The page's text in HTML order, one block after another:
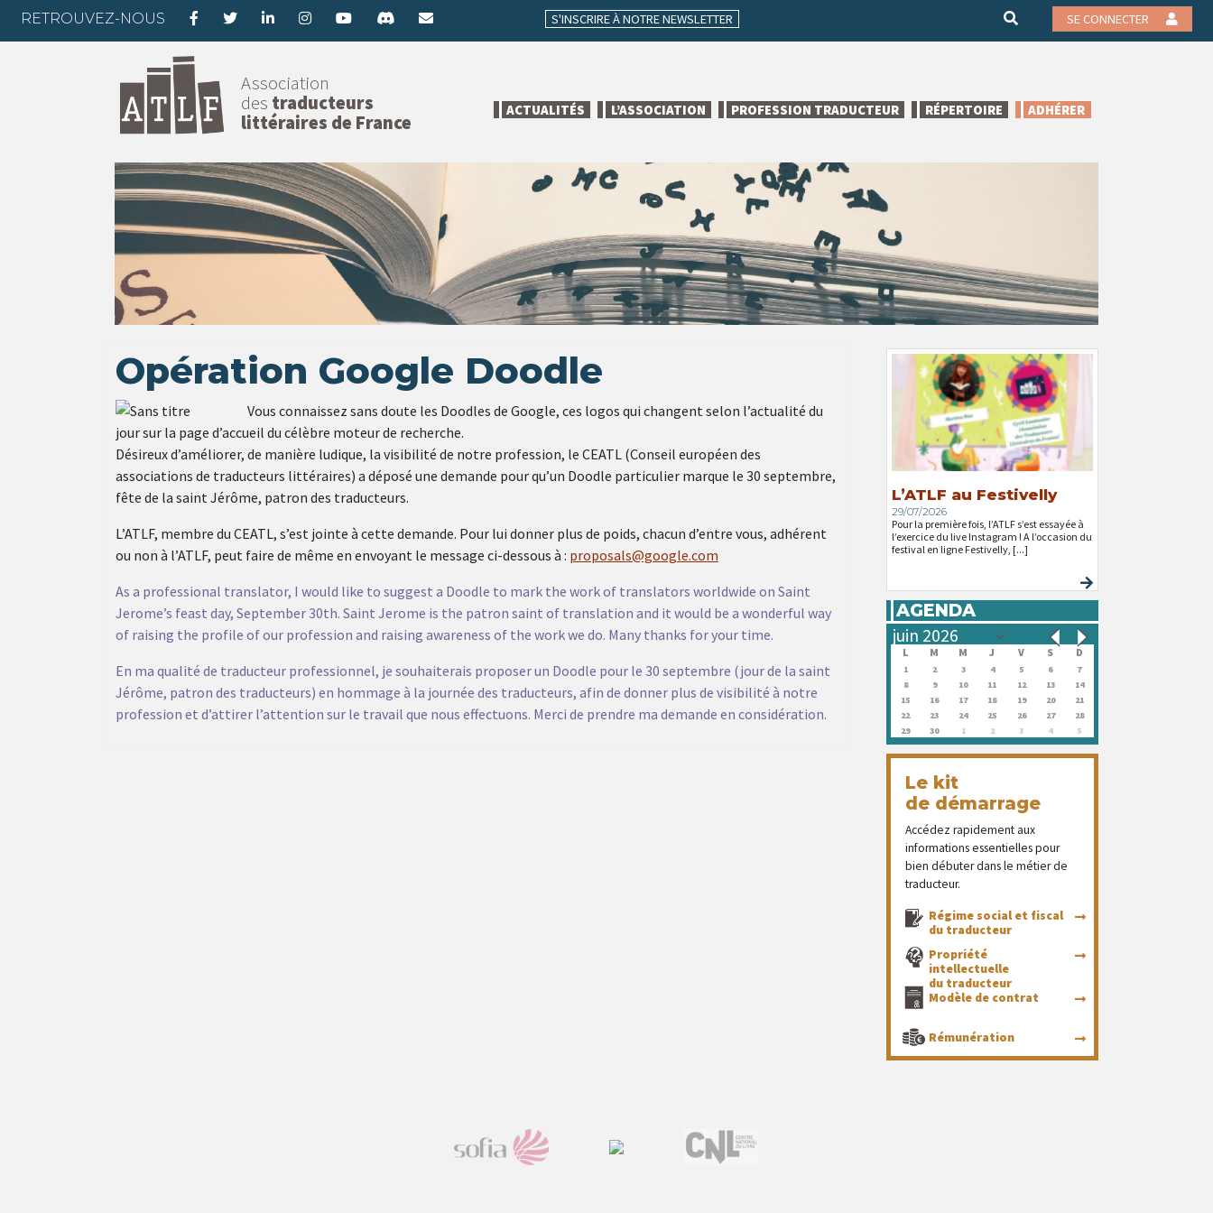
RETROUVEZ-NOUS S'INSCRIRE À NOTRE NEWSLETTER SE CONNECTER
Association
des traducteurs
littéraires de France
ACTUALITÉS L’ASSOCIATION PROFESSION TRADUCTEUR RÉPERTOIRE ADHÉRER
Opération Google Doodle
Vous connaissez sans doute les Doodles de Google, ces logos qui changent selon l’actualité du
jour sur la page d’accueil du célèbre moteur de recherche.
Désireux d’améliorer, de manière ludique, la visibilité de notre profession, le CEATL (Conseil européen des
associations de traducteurs littéraires) a déposé une demande pour qu’un Doodle particulier marque le 30 septembre,
fête de la saint Jérôme, patron des traducteurs.
L’ATLF, membre du CEATL, s’est jointe à cette demande. Pour lui donner plus de poids, chacun d’entre vous, adhérent
ou non à l’ATLF, peut faire de même en envoyant le message ci-dessous à : proposals@google.com
As a professional translator, I would like to suggest a Doodle to mark the work of translators worldwide on Saint
Jerome’s feast day, September 30th. Saint Jerome is the patron saint of translation and it would be a wonderful way
of raising the profile of our profession and raising awareness of the work we do. Many thanks for your time.
En ma qualité de traducteur professionnel, je souhaiterais proposer un Doodle pour le 30 septembre (jour de la saint
Jérôme, patron des traducteurs) en hommage à la journée des traducteurs, afin de donner plus de visibilité à notre
profession et d’attirer l’attention sur le travail que nous effectuons. Merci de prendre ma demande en considération.
L’ATLF au Festivelly
29/07/2026
Pour la première fois, l’ATLF s’est essayée à
l’exercice du live Instagram ! A l’occasion du
festival en ligne Festivelly, [...]
AGENDA
L M M J V S D
1 2 3 4 5 6
7
8
9 10 11 12 13
14
15
16 17 18 19 20
21
22
23 24 25 26 27
28
29
30 1 2 3 4 5
Le kit
de démarrage
Accédez rapidement aux
informations essentielles pour
bien débuter dans le métier de
traducteur.
Régime social et fiscal
du traducteur
Propriété
intellectuelle
du traducteur
Modèle de contrat
Rémunération